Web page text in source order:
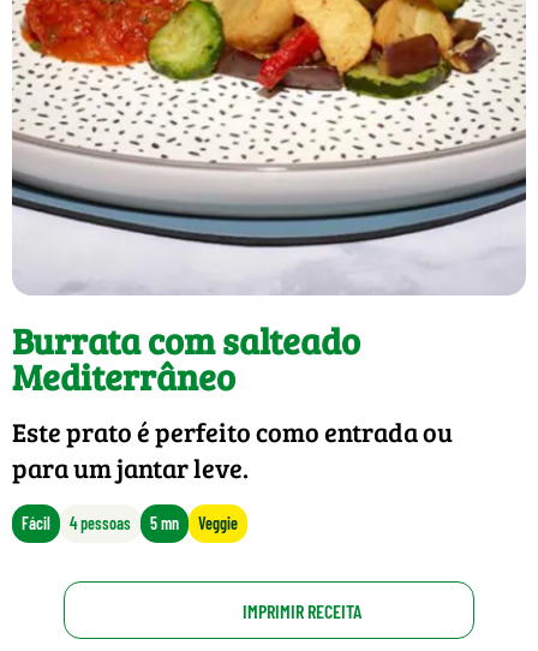
Burrata com salteado
Mediterrâneo
Este prato é perfeito como entrada ou
para um jantar leve.
Fácil 4 pessoas 5 mn Veggie
IMPRIMIR RECEITA